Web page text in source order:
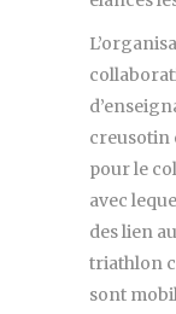
creusotin
pour le
avec
des lien
triathlon
sont